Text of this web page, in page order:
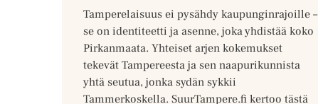
Tamperelaisuus ei pysähdy kaupunginrajoille –
se on identiteetti ja asenne, joka yhdistää koko
Pirkanmaata. Yhteiset arjen kokemukset
tekevät Tampereesta ja sen naapurikunnista
yhtä seutua, jonka sydän sykkii
Tammerkoskella. SuurTampere.fi kertoo tästä